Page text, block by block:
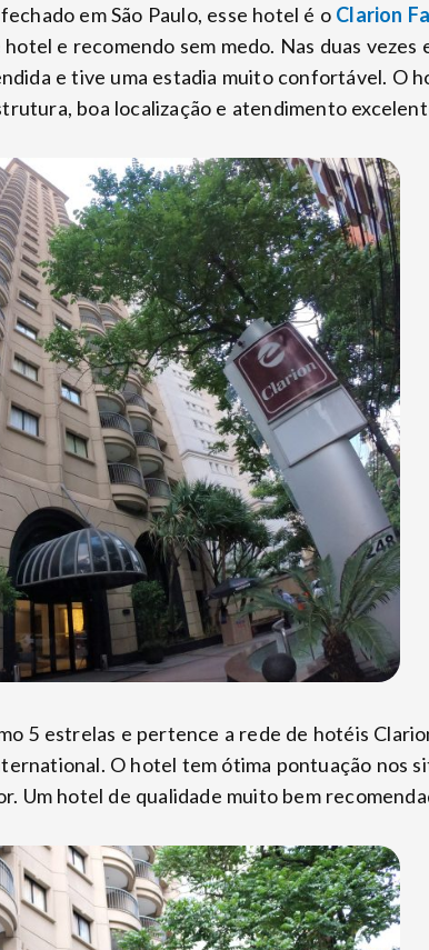
em São Paulo, esse hotel é o Clarion
e recomendo sem medo. Nas duas vezes
e tive uma estadia muito confortável. O
boa localização e atendimento
5 estrelas e pertence a rede de hotéis
O hotel tem ótima pontuação nos
Um hotel de qualidade muito bem